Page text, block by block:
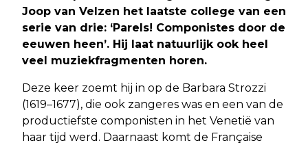
Joop van Velzen het laatste college van een
serie van drie: ‘Parels! Componistes door de
eeuwen heen’. Hij laat natuurlijk ook heel
veel muziekfragmenten horen.
Deze keer zoemt hij in op de Barbara Strozzi
(1619–1677), die ook zangeres was en een van de
productiefste componisten in het Venetië van
haar tijd werd. Daarnaast komt de Française